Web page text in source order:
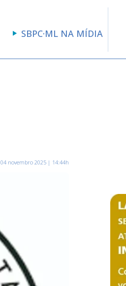
SBPC·ML NA MÍDIA
04 novembro 2025 | 14:44h